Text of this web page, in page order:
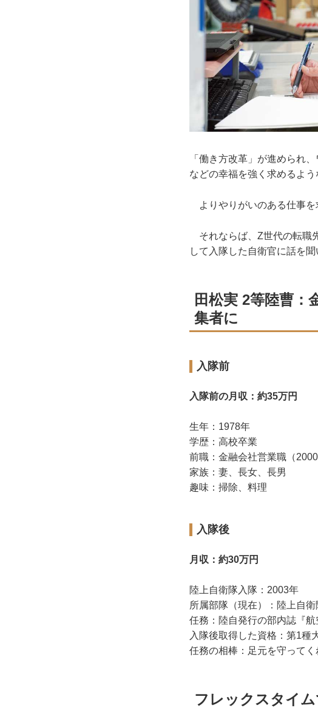
「働き方改革」が進められ
などの幸福を強く求めるよう
よりやりがいのある仕事を
それならば、Z世代の転職
して入隊した自衛官に話を聞
田松実 2等陸曹：
集者に
入隊前
入隊前の月収：約35万円
生年：1978年
学歴：高校卒業
前職：金融会社営業職（
家族：妻、長女、長男
趣味：掃除、料理
入隊後
月収：約30万円
陸上自衛隊入隊：2003年
所属部隊（現在）：陸上自衛
任務：陸自発行の部内誌『
入隊後取得した資格：第1種
任務の相棒：足元を守って
フレックスタイ